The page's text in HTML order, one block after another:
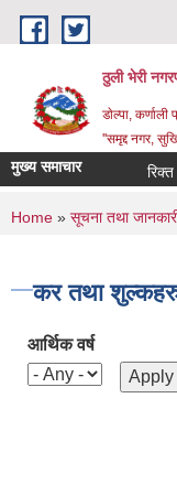
Skip to main content
ठुली भेरी
डाेल्पा,
''समृद्द नगर,
मुख्य समाचार रिक्त
You are
Home » सूचना तथा
कर तथा
आर्थिक वर्ष